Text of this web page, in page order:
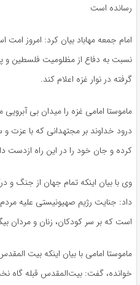
رسانده است
امام جمعه مهاباد بیان کرد: امروز
نسبت به دفاع از مظلومیت فلسطین و
گرفته در نوار غزه اعلام کند.
ماموستا امامی غزه را میدان بی
درود خداوند بر مجتهدانی که با عزت
کرده و جان خود را در این راه ازدست
وی با بیان اینکه تمام جهان از جنگ و
داد: جنایت رژیم صهیونیستی علیه
است که بر سر کودکان، زنان و مردان
ماموستا امامی با بیان اینکه بیت
خوانده، گفت: بیت‌المقدس قبله گاه